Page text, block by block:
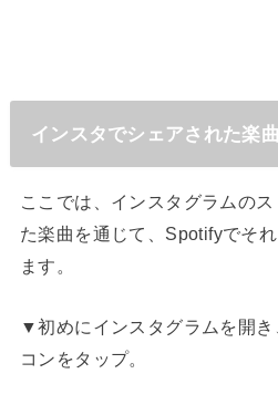
インスタでシェアされた楽
ここでは、インスタグラムの
た楽曲を通じて、Spotifyでそ
ます。
▼初めにインスタグラムを開
コンをタップ。